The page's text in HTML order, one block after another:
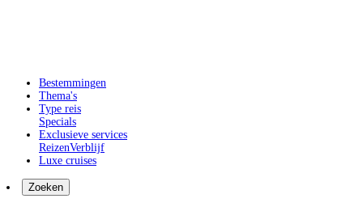
Bestemmingen
Thema's
Type reis
Specials
Exclusieve services
ReizenVerblijf
Luxe cruises
Zoeken